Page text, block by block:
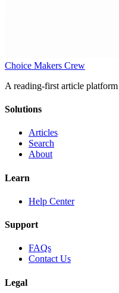
Choice Makers Crew
A reading-first article
Solutions
Articles
Search
About
Learn
Help Center
Support
FAQs
Contact Us
Legal